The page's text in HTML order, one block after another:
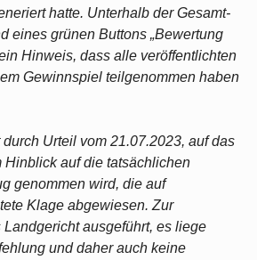
hatte. Unterhalb der Gesamt-
eines grünen Buttons „Bewertung
Hinweis, dass alle veröffentlichten
Gewinnspiel teilgenommen haben
Urteil vom 21.07.2023, auf das
Hinblick auf die tatsächlichen
genommen wird, die auf
Klage abgewiesen. Zur
ausgeführt, es liege
und daher auch keine